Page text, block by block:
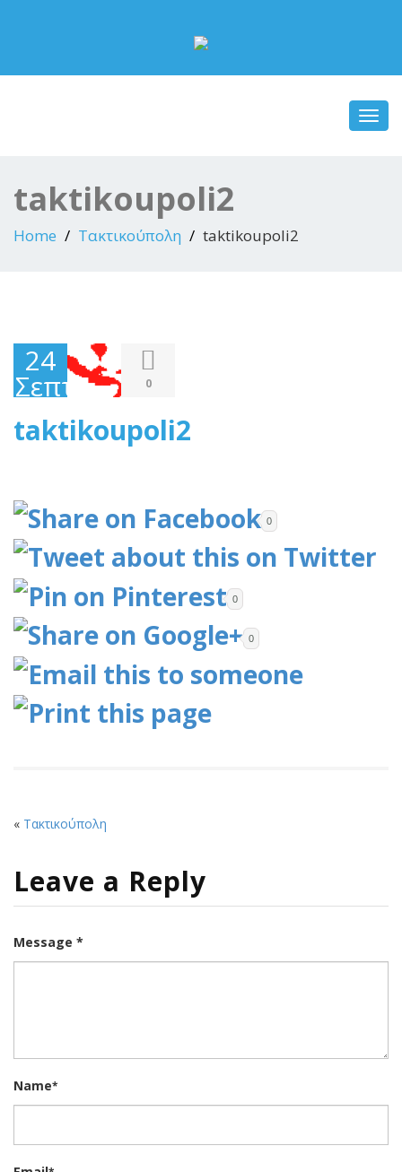
taktikoupoli2
Home Τακτικούπολη taktikoupoli2
24
Σεπτεμβρίου
2015
0
taktikoupoli2
0
0
0
« Τακτικούπολη
Leave a Reply
Message *
Name*